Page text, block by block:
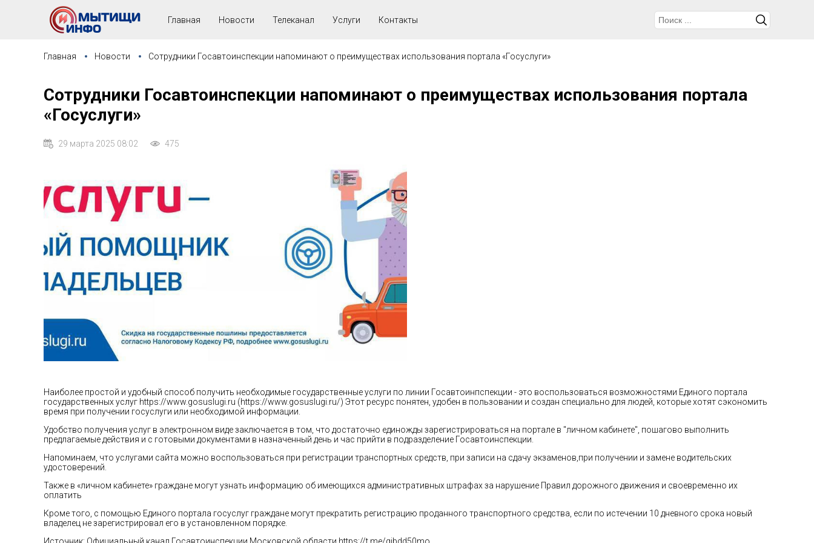
Главная Новости Телеканал Услуги Контакты
Главная Новости Сотрудники Госавтоинспекции напоминают о преимуществах использования портала «Госуслуги»
Сотрудники Госавтоинспекции напоминают о преимуществах использования портала
«Госуслуги»
29 марта 2025 08:02 475
Наиболее простой и удобный способ получить необходимые государственные услуги по линии Госавтоинпспекции - это воспользоваться возможностями Единого портала
государственных услуг https://www.gosuslugi.ru (https://www.gosuslugi.ru/) Этот ресурс понятен, удобен в пользовании и создан специально для людей, которые хотят сэкономить
время при получении госуслуги или необходимой информации.
Удобство получения услуг в электронном виде заключается в том, что достаточно единожды зарегистрироваться на портале в "личном кабинете", пошагово выполнить
предлагаемые действия и с готовыми документами в назначенный день и час прийти в подразделение Госавтоинспекции.
Напоминаем, что услугами сайта можно воспользоваться при регистрации транспортных средств, при записи на сдачу экзаменов,при получении и замене водительских
удостоверений.
Также в «личном кабинете» граждане могут узнать информацию об имеющихся административных штрафах за нарушение Правил дорожного движения и своевременно их
оплатить
Кроме того, с помощью Единого портала госуслуг граждане могут прекратить регистрацию проданного транспортного средства, если по истечении 10 дневного срока новый
владелец не зарегистрировал его в установленном порядке.